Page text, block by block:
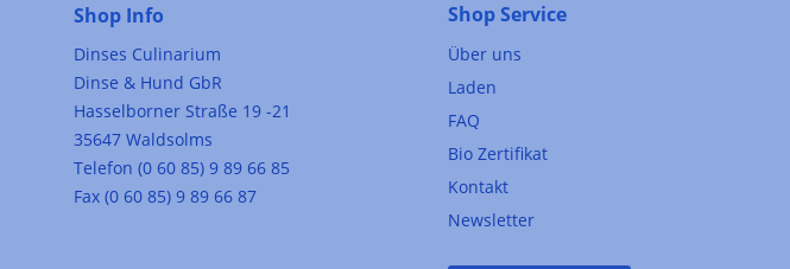
Shop Info
Dinses Culinarium
Dinse & Hund GbR
Hasselborner Straße 19 -21
35647 Waldsolms
Telefon (0 60 85) 9 89 66 85
Fax (0 60 85) 9 89 66 87
Shop Service
Über uns
Laden
FAQ
Bio Zertifikat
Kontakt
Newsletter